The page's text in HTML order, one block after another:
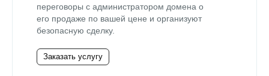
переговоры с администратором домена о
его продаже по вашей цене и организуют
безопасную сделку.
Заказать услугу